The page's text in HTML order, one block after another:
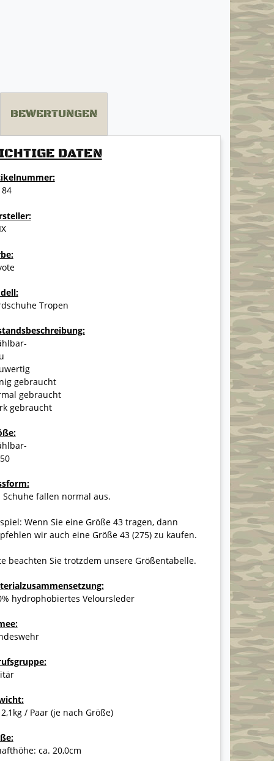
BEWERTUNGEN
DATEN
Tropen
gebraucht
gebraucht
gebraucht
Schuhe fallen normal aus.
Wenn Sie eine Größe 43 tragen, dann
wir auch eine Größe 43 (275) zu kaufen.
beachten Sie trotzdem unsere Größentabelle.
hydrophobiertes Veloursleder
/ Paar (je nach Größe)
ca. 20,0cm